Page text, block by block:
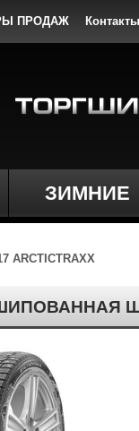
ПРОДАЖ Контакты
ЗИМНИЕ
ARCTICTRAXX